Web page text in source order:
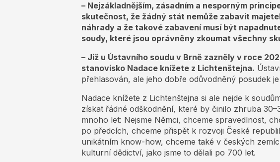
– Nejzákladnějším, zásadním a nesporným
skutečnost, že žádný stát nemůže zabavit
náhrady a že takové zabavení musí být
soudy, které jsou oprávněny zkoumat všechny
– Již u Ústavního soudu v Brně zazněly v roce
stanovisko Nadace knížete z Lichtenštejna.
přehlasován, ale jeho dobře odůvodněný posudek
Nadace knížete z Lichtenštejna si ale nejde k
získat řádné odškodnění, které by činilo zhruba
mnoho let: Nejsme Němci, chceme spravedlnost,
po předcích, chceme přispět k rozvoji České
unikátním know-how, chceme také v českých
kulturní dědictví, jako jsme to dělali po 700 let.